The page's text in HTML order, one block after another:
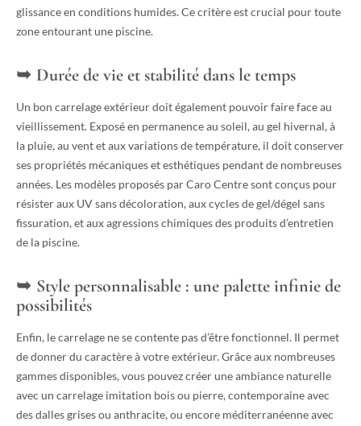
glissance en conditions humides. Ce critère est crucial pour toute
zone entourant une piscine.
Durée de vie et stabilité dans le temps
Un bon carrelage extérieur doit également pouvoir faire face au
vieillissement. Exposé en permanence au soleil, au gel hivernal, à
la pluie, au vent et aux variations de température, il doit conserver
ses propriétés mécaniques et esthétiques pendant de nombreuses
années. Les modèles proposés par Caro Centre sont conçus pour
résister aux UV sans décoloration, aux cycles de gel/dégel sans
fissuration, et aux agressions chimiques des produits d’entretien
de la piscine.
Style personnalisable : une palette infinie de
possibilités
Enfin, le carrelage ne se contente pas d’être fonctionnel. Il permet
de donner du caractère à votre extérieur. Grâce aux nombreuses
gammes disponibles, vous pouvez créer une ambiance naturelle
avec un carrelage imitation bois ou pierre, contemporaine avec
des dalles grises ou anthracite, ou encore méditerranéenne avec